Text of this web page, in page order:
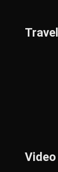
Travel
Video